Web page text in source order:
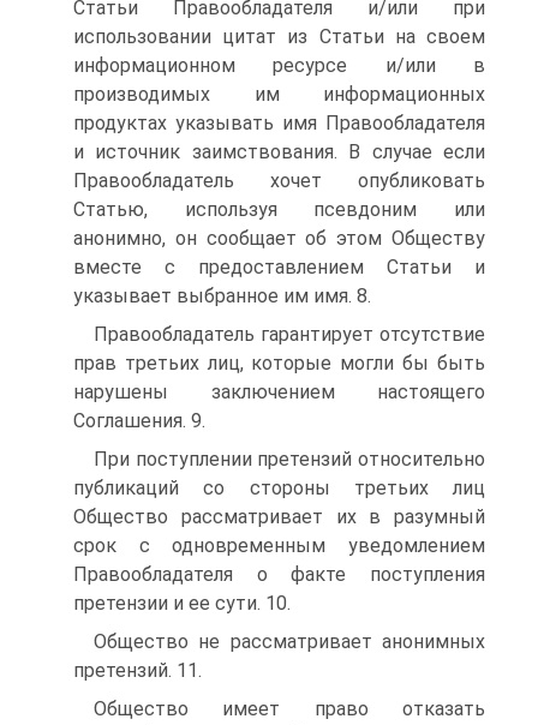
Статьи Правообладателя и/или при
использовании цитат из Статьи на своем
информационном ресурсе и/или в
производимых им информационных
продуктах указывать имя Правообладателя
и источник заимствования. В случае если
Правообладатель хочет опубликовать
Статью, используя псевдоним или
анонимно, он сообщает об этом Обществу
вместе с предоставлением Статьи и
указывает выбранное им имя. 8.
Правообладатель гарантирует отсутствие
прав третьих лиц, которые могли бы быть
нарушены заключением настоящего
Соглашения. 9.
При поступлении претензий относительно
публикаций со стороны третьих лиц
Общество рассматривает их в разумный
срок с одновременным уведомлением
Правообладателя о факте поступления
претензии и ее сути. 10.
Общество не рассматривает анонимных
претензий. 11.
Общество имеет право отказать